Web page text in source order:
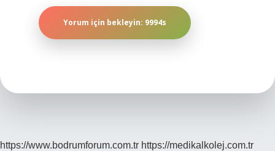
https://www.bodrumforum.com.tr https://medikalkolej.com.tr